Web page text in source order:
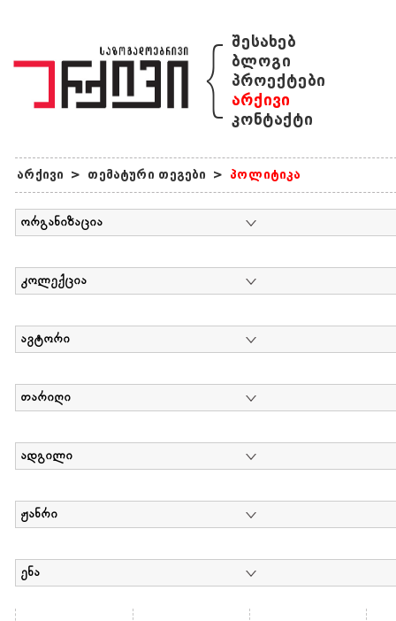
{ შესახებ
ბლოგი
პროექტები
არქივი
კონტაქტი
არქივი > თემატური თეგები > პოლიტიკა
ორგანიზაცია
კოლექცია
ავტორი
თარიღი
ადგილი
ჟანრი
ენა